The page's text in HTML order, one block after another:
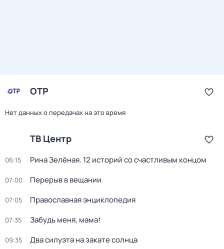
ОТР
Нет данных о передачах на это время
ТВ Центр
06:15 Рина Зелёная. 12 историй со счастливым концом
07:00 Перерыв в вещании
07:05 Православная энциклопедия
07:35 Забудь меня, мама!
09:35 Два силуэта на закате солнца